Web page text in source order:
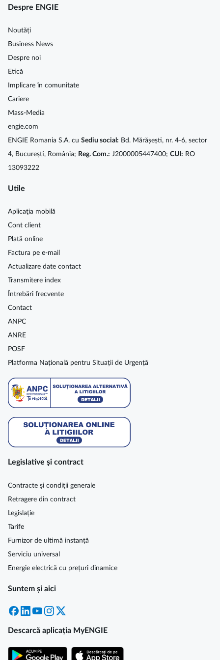
Despre ENGIE
Noutăți
Business News
Despre noi
Etică
Implicare în comunitate
Cariere
Mass-Media
engie.com
ENGIE Romania S.A. cu Sediu social: Bd. Mărășești, nr. 4-6, sector
4, București, România; Reg. Com.: J2000005447400; CUI: RO
13093222
Utile
Aplicaţia mobilă
Cont client
Plată online
Factura pe e-mail
Actualizare date contact
Transmitere index
Întrebări frecvente
Contact
ANPC
ANRE
POSF
Platforma Națională pentru Situații de Urgență
Legislative şi contract
Contracte şi condiţii generale
Retragere din contract
Legislație
Tarife
Furnizor de ultimă instanță
Serviciu universal
Energie electrică cu prețuri dinamice
Suntem și aici
Facebook
LinkedInYouTubeInstagram
Descarcă aplicația MyENGIE